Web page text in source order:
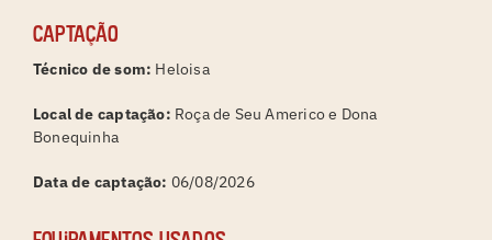
Captação
Técnico de som: Heloisa
Local de captação: Roça de Seu Americo e Dona
Bonequinha
Data de captação: 06/08/2026